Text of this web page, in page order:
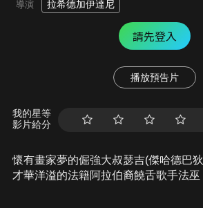
導演 拉希德加伊達尼
請先登入
播放預告片
我的星等
影片給分
懷有畫家夢的倔強大叔瑟吉(傑哈德巴
才華洋溢的法籍阿拉伯裔饒舌歌手法巫